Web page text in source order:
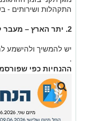
התקהלות ושירותים - בשטח פתוח עד
2. יתר הארץ – מעבר למדרג פעילות מלאה ללא הגבלות.
יש להמשיך ולהישמע
.
ההנחיות כפי